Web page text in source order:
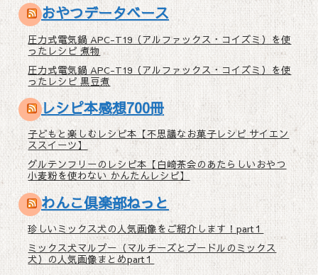
おやつデータベース
圧力式電気鍋 APC-T19（アルファックス・コイズミ）を使
ったレシピ 煮物
圧力式電気鍋 APC-T19（アルファックス・コイズミ）を使
ったレシピ 黒豆煮
レシピ本感想700冊
子どもと楽しむレシピ本【不思議なお菓子レシピ サイエン
ススイーツ】
グルテンフリーのレシピ本【白崎茶会のあたらしいおやつ
小麦粉を使わない かんたんレシピ】
わんこ倶楽部ねっと
珍しいミックス犬の人気画像をご紹介します！part１
ミックス犬マルプー（マルチーズとプードルのミックス
犬）の人気画像まとめpart１